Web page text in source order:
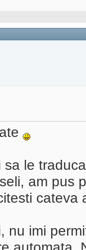
sa le
am pus
cateva
nu imi